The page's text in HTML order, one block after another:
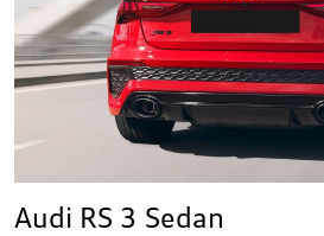
Audi RS 3 Sedan